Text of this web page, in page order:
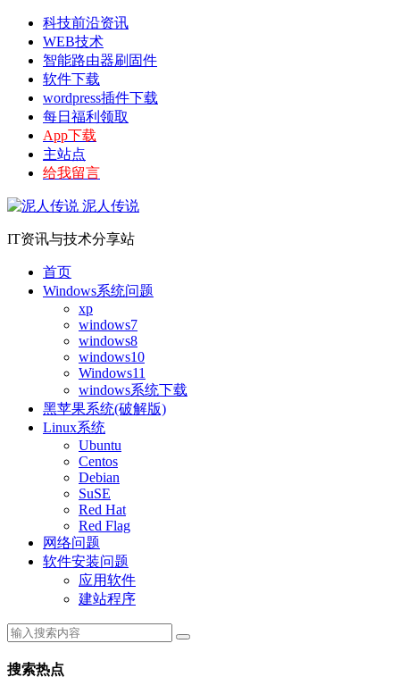
科技前沿资讯
WEB技术
智能路由器刷固件
软件下载
wordpress插件下载
每日福利领取
App下载
主站点
给我留言
泥人传说
IT资讯与技术分享站
首页
Windows系统问题
xp
windows7
windows8
windows10
Windows11
windows系统下载
黑苹果系统(破解版)
Linux系统
Ubuntu
Centos
Debian
SuSE
Red Hat
Red Flag
网络问题
软件安装问题
应用软件
建站程序
搜索热点